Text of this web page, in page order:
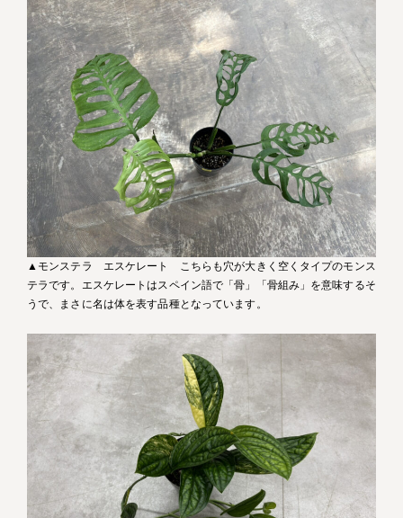
▲モンステラ エスケレート こちらも穴が大きく空くタイプのモンス
テラです。エスケレートはスペイン語で「骨」「骨組み」を意味するそ
うで、まさに名は体を表す品種となっています。